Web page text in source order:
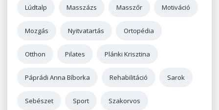
Lúdtalp Masszázs Masszőr Motiváció
Mozgás Nyitvatartás Ortopédia
Otthon Pilates Plánki Krisztina
Páprádi Anna Bíborka Rehabilitáció Sarok
Sebészet Sport Szakorvos